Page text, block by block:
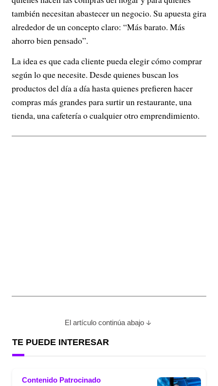
también necesitan abastecer un negocio. Su apuesta gira
alrededor de un concepto claro: “Más barato. Más
ahorro bien pensado”.
La idea es que cada cliente pueda elegir cómo comprar
según lo que necesite. Desde quienes buscan los
productos del día a día hasta quienes prefieren hacer
compras más grandes para surtir un restaurante, una
tienda, una cafetería o cualquier otro emprendimiento.
El artículo continúa abajo
TE PUEDE INTERESAR
Contenido Patrocinado